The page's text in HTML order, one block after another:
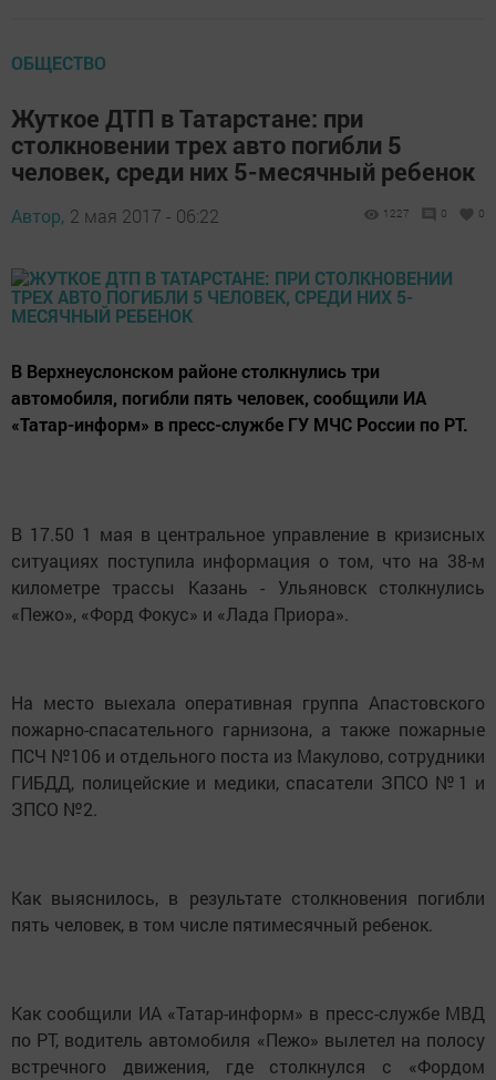
ОБЩЕСТВО
Жуткое ДТП в Татарстане: при
столкновении трех авто погибли 5
человек, среди них 5-месячный ребенок
Автор, 2 мая 2017 - 06:22 1227 0 0
В Верхнеуслонском районе столкнулись три
автомобиля, погибли пять человек, сообщили ИА
«Татар-информ» в пресс-службе ГУ МЧС России по РТ.
В 17.50 1 мая в центральное управление в кризисных
ситуациях поступила информация о том, что на 38-м
километре трассы Казань - Ульяновск столкнулись
«Пежо», «Форд Фокус» и «Лада Приора».
На место выехала оперативная группа Апастовского
пожарно-спасательного гарнизона, а также пожарные
ПСЧ №106 и отдельного поста из Макулово, сотрудники
ГИБДД, полицейские и медики, спасатели ЗПСО №1 и
ЗПСО №2.
Как выяснилось, в результате столкновения погибли
пять человек, в том числе пятимесячный ребенок.
Как сообщили ИА «Татар-информ» в пресс-службе МВД
по РТ, водитель автомобиля «Пежо» вылетел на полосу
встречного движения, где столкнулся с «Фордом